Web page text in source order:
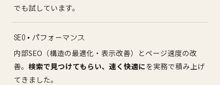
でも試しています。
SEO・パフォーマンス
内部SEO（構造の最適化・表示改善）とページ速度の改
善。 検索で見つけてもらい、速く快適にを実務で積み上げ
てきました。